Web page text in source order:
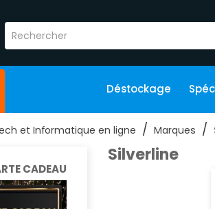
Déstockage
et Informatique en ligne Marques
CADEAU
Silverline